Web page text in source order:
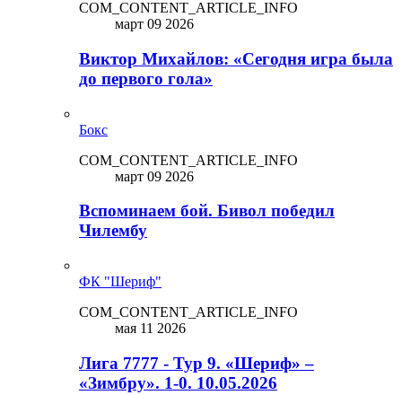
COM_CONTENT_ARTICLE_INFO
март 09 2026
Виктор Михайлов: «Сегодня игра была
до первого гола»
Бокс
COM_CONTENT_ARTICLE_INFO
март 09 2026
Вспоминаем бой. Бивол победил
Чилембу
ФК "Шериф"
COM_CONTENT_ARTICLE_INFO
мая 11 2026
Лига 7777 - Тур 9. «Шериф» –
«Зимбру». 1-0. 10.05.2026